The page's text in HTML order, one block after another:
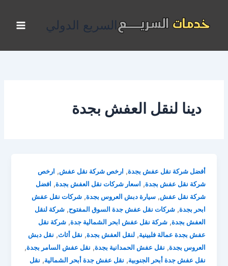
المحتوى
السريع الدولي
دينا لنقل العفش بجدة
أفضل شركة نقل عفش بجدة, ارخص شركة نقل عفش, ارخص
شركة نقل عفش بجدة, اسعار شركات نقل العفش بجدة, افضل
شركة نقل عفش,سيارة دبش العروس بجدة,شركات نقل عفش
ابحر بجدة,شركات نقل عفش جدة السوق المفتوح,شركة لنقل
العفش بجدة,شركة نقل عفش ابحر الشمالية جدة,شركة نقل
عفش بجدة عمالة فلبينية,لنقل العفش بجدة, نقل أثاث, نقل دبش
العروس بجدة, نقل عفش الحمدانية بجدة, نقل عفش السامر بجدة,
نقل عفش جدة أبحر الجنوبية, نقل عفش جدة أبحر الشمالية, نقل